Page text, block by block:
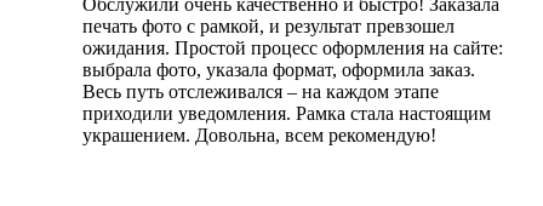
печать фото с рамкой, и результат превзошел
ожидания. Простой процесс оформления на сайте:
выбрала фото, указала формат, оформила заказ.
Весь путь отслеживался – на каждом этапе
приходили уведомления. Рамка стала настоящим
украшением. Довольна, всем рекомендую!